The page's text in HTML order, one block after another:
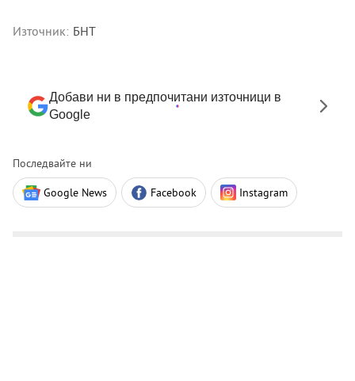
Източник: БНТ
Добави ни в предпочитани източници в
Google
Последвайте ни
Google News Facebook Instagram